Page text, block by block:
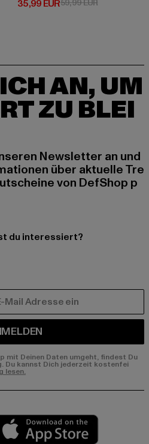
35,99 EUR
Derzeitiger Preis: 35,99 EUR
59,99 EUR
AN, UM
ZU BLEI
Newsletter an und
über aktuelle Tre
von DefShop p
du interessiert?
mit Deinen Daten umgeht, findest Du
Du kannst Dich jederzeit kostenfei
lesen.
market